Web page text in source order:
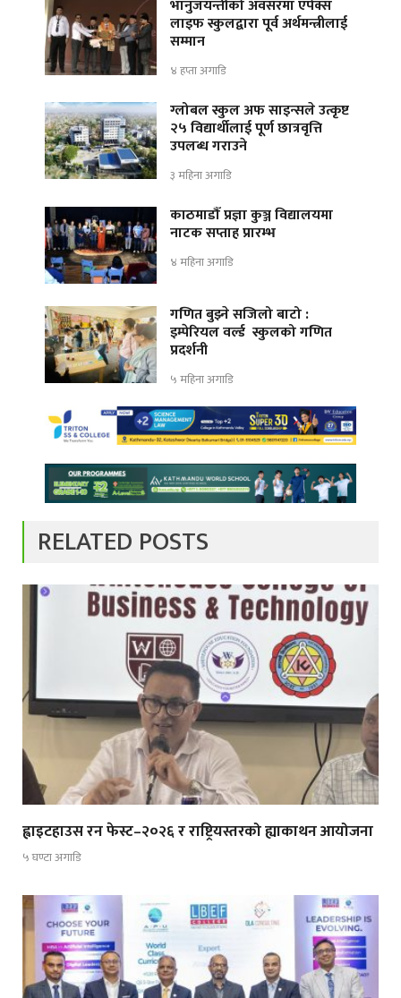
भानुजयन्तीको अवसरमा एपेक्स
लाइफ स्कुलद्वारा पूर्व अर्थमन्त्रीलाई
सम्मान
४ हप्ता अगाडि
ग्लोबल स्कुल अफ साइन्सले उत्कृष्ट
२५ विद्यार्थीलाई पूर्ण छात्रवृत्ति
उपलब्ध गराउने
३ महिना अगाडि
काठमाडौँ प्रज्ञा कुञ्ज विद्यालयमा
नाटक सप्ताह प्रारम्भ
४ महिना अगाडि
गणित बुझ्ने सजिलो बाटो :
इम्पेरियल वर्ल्ड स्कुलको गणित
प्रदर्शनी
५ महिना अगाडि
RELATED POSTS
ह्वाइटहाउस रन फेस्ट–२०२६ र राष्ट्रियस्तरको ह्याकाथन आयोजना
५ घण्टा अगाडि